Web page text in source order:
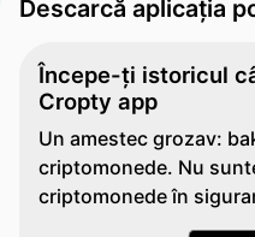
Descarcă aplicația
Începe-ți istoricul
Cropty app
Un amestec grozav:
criptomonede. Nu
criptomonede în